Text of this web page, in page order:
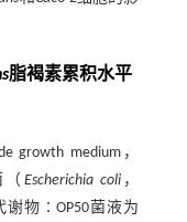
脂褐素累积水平
growth medium，
（Escherichia coli，
谢物∶OP50菌液为